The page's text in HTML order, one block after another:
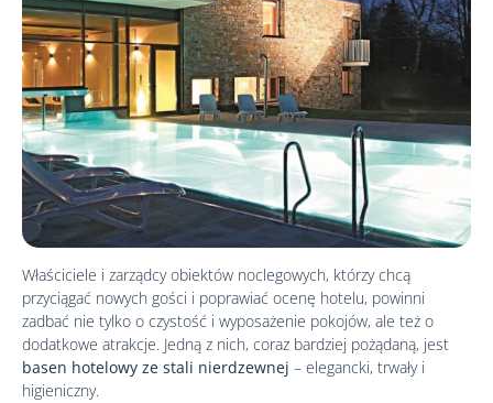
Właściciele i zarządcy obiektów noclegowych, którzy chcą
przyciągać nowych gości i poprawiać ocenę hotelu, powinni
zadbać nie tylko o czystość i wyposażenie pokojów, ale też o
dodatkowe atrakcje. Jedną z nich, coraz bardziej pożądaną, jest
basen hotelowy ze stali nierdzewnej – elegancki, trwały i
higieniczny.